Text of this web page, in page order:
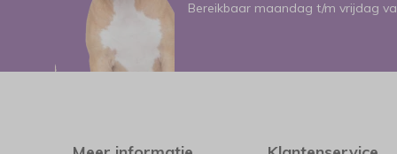
Bereikbaar maandag t/m vrijdag